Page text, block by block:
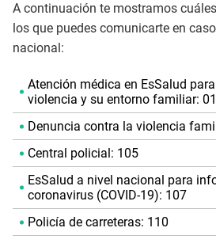
A continuación te mostramos
los que puedes comunicarte en
nacional:
Atención médica en EsSalud
violencia y su entorno familiar:
Denuncia contra la violencia
Central policial: 105
EsSalud a nivel nacional para
coronavirus (COVID-19): 107
Policía de carreteras: 110